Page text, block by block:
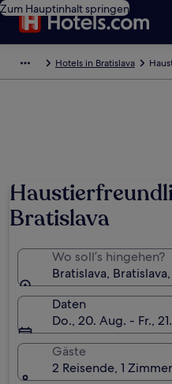
Zum Hauptinhalt springen
Hotels in Bratislava
Bratislava
Wo soll’s hingehen?
Bratislava,
Daten
Do., 20. Aug. - Fr.,
Gäste
2 Reisende, 1 Zimmer